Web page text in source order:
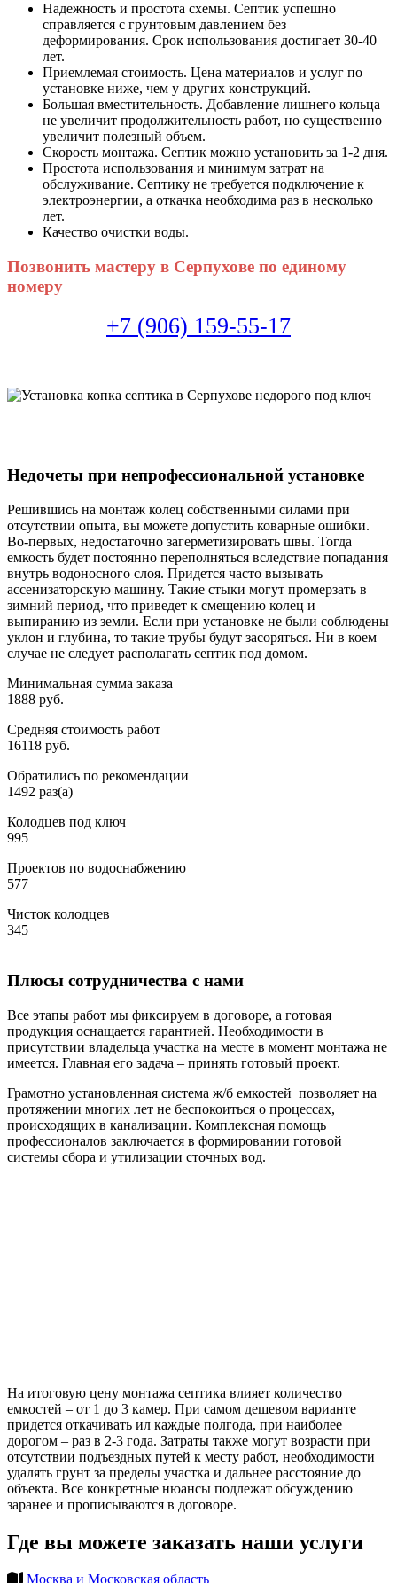
Надежность и простота схемы. Септик успешно
справляется с грунтовым давлением без
деформирования. Срок использования достигает 30-40
лет.
Приемлемая стоимость. Цена материалов и услуг по
установке ниже, чем у других конструкций.
Большая вместительность. Добавление лишнего кольца
не увеличит продолжительность работ, но существенно
увеличит полезный объем.
Скорость монтажа. Септик можно установить за 1-2 дня.
Простота использования и минимум затрат на
обслуживание. Септику не требуется подключение к
электроэнергии, а откачка необходима раз в несколько
лет.
Качество очистки воды.
Позвонить мастеру в Серпухове по единому
номеру
+7 (906) 159-55-17
Недочеты при непрофессиональной установке
Решившись на монтаж колец собственными силами при
отсутствии опыта, вы можете допустить коварные ошибки.
Во-первых, недостаточно загерметизировать швы. Тогда
емкость будет постоянно переполняться вследствие попадания
внутрь водоносного слоя. Придется часто вызывать
ассенизаторскую машину. Такие стыки могут промерзать в
зимний период, что приведет к смещению колец и
выпиранию из земли. Если при установке не были соблюдены
уклон и глубина, то такие трубы будут засоряться. Ни в коем
случае не следует располагать септик под домом.
Минимальная сумма заказа
1888 руб.
Средняя стоимость работ
16118 руб.
Обратились по рекомендации
1492 раз(а)
Колодцев под ключ
995
Проектов по водоснабжению
577
Чисток колодцев
345
Плюсы сотрудничества с нами
Все этапы работ мы фиксируем в договоре, а готовая
продукция оснащается гарантией. Необходимости в
присутствии владельца участка на месте в момент монтажа не
имеется. Главная его задача – принять готовый проект.
Грамотно установленная система ж/б емкостей позволяет на
протяжении многих лет не беспокоиться о процессах,
происходящих в канализации. Комплексная помощь
профессионалов заключается в формировании готовой
системы сбора и утилизации сточных вод.
На итоговую цену монтажа септика влияет количество
емкостей – от 1 до 3 камер. При самом дешевом варианте
придется откачивать ил каждые полгода, при наиболее
дорогом – раз в 2-3 года. Затраты также могут возрасти при
отсутствии подъездных путей к месту работ, необходимости
удалять грунт за пределы участка и дальнее расстояние до
объекта. Все конкретные нюансы подлежат обсуждению
заранее и прописываются в договоре.
Где вы можете заказать наши услуги
Москва и Московская область